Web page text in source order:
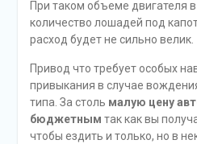
При таком объеме двигателя
количество лошадей под
расход будет не сильно велик.
Привод что требует особых
привыкания в случае
типа. За столь малую цену
бюджетным так как вы
чтобы ездить и только, но в